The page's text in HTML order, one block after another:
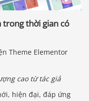
trong thời gian có
cao từ tác giả
hiện đại, đáp ứng